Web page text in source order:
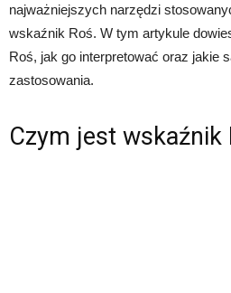
najważniejszych narzędzi
wskaźnik Roś. W tym artykule
Roś, jak go interpretować oraz jakie
zastosowania.
Czym jest wskaźnik